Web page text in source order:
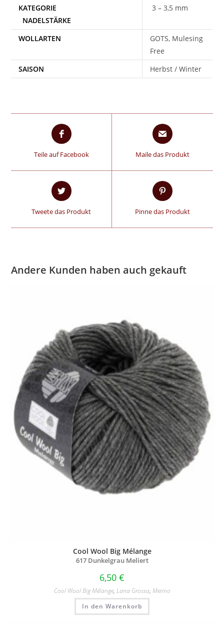
3 – 3,5 mm
WOLLARTEN
GOTS, Mulesing
Free
SAISON
Herbst / Winter
Teile auf Facebook Maile das Produkt
Tweete das Produkt Pinne das Produkt
Andere Kunden haben auch gekauft
Cool Wool Big Mélange
617 Dunkelgrau Meliert
6,50 €
Cool Wool Big Mélange, Lana Grossa, Merino
In den Warenkorb